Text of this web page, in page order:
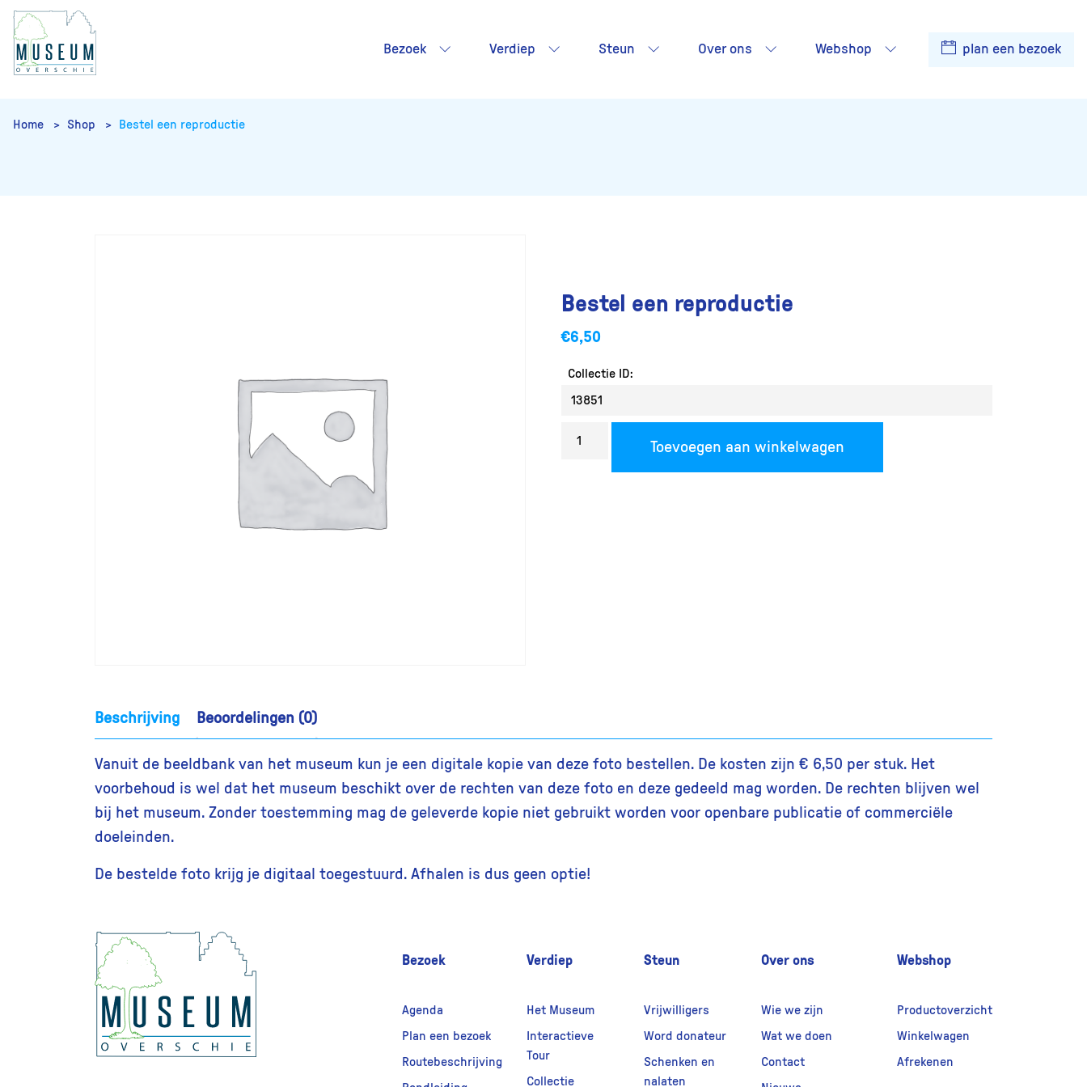
Bezoek Verdiep Steun Over ons Webshop plan een bezoek
Home Shop Bestel een reproductie
Bestel een reproductie
€6,50
Collectie ID:
reproductie
Toevoegen aan winkelwagen
Beschrijving Beoordelingen (0)
Vanuit de beeldbank van het museum kun je een digitale kopie van deze foto bestellen. De kosten zijn € 6,50 per stuk. Het
voorbehoud is wel dat het museum beschikt over de rechten van deze foto en deze gedeeld mag worden. De rechten blijven wel
bij het museum. Zonder toestemming mag de geleverde kopie niet gebruikt worden voor openbare publicatie of commerciële
doeleinden.
De bestelde foto krijg je digitaal toegestuurd. Afhalen is dus geen optie!
Bezoek
Agenda
Plan een bezoek
Routebeschrijving
Verdiep
Het Museum
Interactieve
Tour
Collectie
Steun
Vrijwilligers
Word donateur
Schenken en
nalaten
Over ons
Wie we zijn
Wat we doen
Contact
Webshop
Productoverzicht
Winkelwagen
Afrekenen